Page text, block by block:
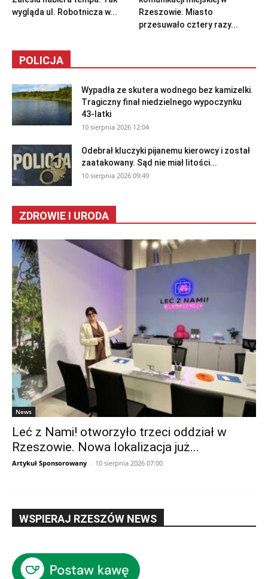
wygląda ul. Robotnicza w...
Rzeszowie. Miasto
przesuwało cztery razy...
POLICJA
Wypadła ze skutera wodnego bez kamizelki.
Tragiczny finał niedzielnego wypoczynku
43-latki
10 sierpnia 2026 12:04
Odebrał kluczyki pijanemu kierowcy i został
zaatakowany. Sąd nie miał litości...
10 sierpnia 2026 09:49
ZDROWIE I URODA
News
Leć z Nami! otworzyło trzeci oddział w
Rzeszowie. Nowa lokalizacja już...
Artykuł Sponsorowany - 10 sierpnia 2026 07:00
WSPIERAJ RZESZÓW NEWS